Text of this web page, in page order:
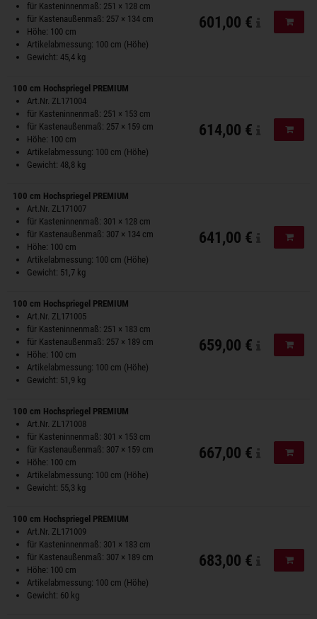
für Kasteninnenmaß: 251 × 128 cm
für Kastenaußenmaß: 257 × 134 cm
Höhe: 100 cm
Artikelabmessung: 100 cm (Höhe)
Gewicht: 45,4 kg
601,00 €
100 cm Hochspriegel PREMIUM
Art.Nr. ZL171004
für Kasteninnenmaß: 251 × 153 cm
für Kastenaußenmaß: 257 × 159 cm
Höhe: 100 cm
Artikelabmessung: 100 cm (Höhe)
Gewicht: 48,8 kg
614,00 €
100 cm Hochspriegel PREMIUM
Art.Nr. ZL171007
für Kasteninnenmaß: 301 × 128 cm
für Kastenaußenmaß: 307 × 134 cm
Höhe: 100 cm
Artikelabmessung: 100 cm (Höhe)
Gewicht: 51,7 kg
641,00 €
100 cm Hochspriegel PREMIUM
Art.Nr. ZL171005
für Kasteninnenmaß: 251 × 183 cm
für Kastenaußenmaß: 257 × 189 cm
Höhe: 100 cm
Artikelabmessung: 100 cm (Höhe)
Gewicht: 51,9 kg
659,00 €
100 cm Hochspriegel PREMIUM
Art.Nr. ZL171008
für Kasteninnenmaß: 301 × 153 cm
für Kastenaußenmaß: 307 × 159 cm
Höhe: 100 cm
Artikelabmessung: 100 cm (Höhe)
Gewicht: 55,3 kg
667,00 €
100 cm Hochspriegel PREMIUM
Art.Nr. ZL171009
für Kasteninnenmaß: 301 × 183 cm
für Kastenaußenmaß: 307 × 189 cm
Höhe: 100 cm
Artikelabmessung: 100 cm (Höhe)
Gewicht: 60 kg
683,00 €